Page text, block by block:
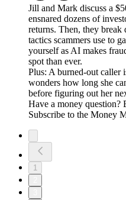
Jill and Mark discuss a
ensnared dozens of
returns. Then, they
tactics scammers use to
yourself as AI makes
spot than ever.
Plus: A burned-out caller
wonders how long she
before figuring out her
Have a money question?
Subscribe to the Money
1